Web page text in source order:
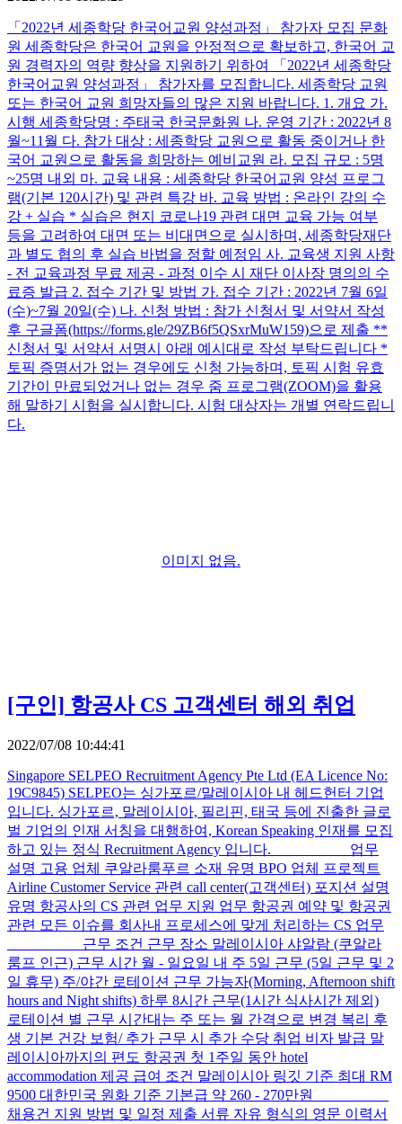
「2022년 세종학당 한국어교원 양성과정」 참가자 모집 문화
원 세종학당은 한국어 교원을 안정적으로 확보하고, 한국어 교
원 경력자의 역량 향상을 지원하기 위하여 「2022년 세종학당
한국어교원 양성과정」 참가자를 모집합니다. 세종학당 교원
또는 한국어 교원 희망자들의 많은 지원 바랍니다. 1. 개요 가.
시행 세종학당명 : 주태국 한국문화원 나. 운영 기간 : 2022년 8
월~11월 다. 참가 대상 : 세종학당 교원으로 활동 중이거나 한
국어 교원으로 활동을 희망하는 예비교원 라. 모집 규모 : 5명
~25명 내외 마. 교육 내용 : 세종학당 한국어교원 양성 프로그
램(기본 120시간) 및 관련 특강 바. 교육 방법 : 온라인 강의 수
강 + 실습 * 실습은 현지 코로나19 관련 대면 교육 가능 여부
등을 고려하여 대면 또는 비대면으로 실시하며, 세종학당재단
과 별도 협의 후 실습 바법을 정할 예정임 사. 교육생 지원 사항
- 전 교육과정 무료 제공 - 과정 이수 시 재단 이사장 명의의 수
료증 발급 2. 접수 기간 및 방법 가. 접수 기간 : 2022년 7월 6일
(수)~7월 20일(수) 나. 신청 방법 : 참가 신청서 및 서약서 작성
후 구글폼(https://forms.gle/29ZB6f5QSxrMuW159)으로 제출 **
신청서 및 서약서 서명시 아래 예시대로 작성 부탁드립니다 *
토픽 증명서가 없는 경우에도 신청 가능하며, 토픽 시험 유효
기간이 만료되었거나 없는 경우 줌 프로그램(ZOOM)을 활용
해 말하기 시험을 실시합니다. 시험 대상자는 개별 연락드립니
다.
이미지 없음.
[구인] 항공사 CS 고객센터 해외 취업
2022/07/08 10:44:41
Singapore SELPEO Recruitment Agency Pte Ltd (EA Licence No:
19C9845) SELPEO는 싱가포르/말레이시아 내 헤드헌터 기업
입니다. 싱가포르, 말레이시아, 필리핀, 태국 등에 진출한 글로
벌 기업의 인재 서칭을 대행하여, Korean Speaking 인재를 모집
하고 있는 정식 Recruitment Agency 입니다. __________ 업무
설명 고용 업체 쿠알라룸푸르 소재 유명 BPO 업체 프로젝트
Airline Customer Service 관련 call center(고객센터) 포지션 설명
유명 항공사의 CS 관련 업무 지원 업무 항공권 예약 및 항공권
관련 모든 이슈를 회사내 프로세스에 맞게 처리하는 CS 업무
__________ 근무 조건 근무 장소 말레이시아 샤알람 (쿠알라
룸프 인근) 근무 시간 월 - 일요일 내 주 5일 근무 (5일 근무 및 2
일 휴무) 주/야간 로테이션 근무 가능자(Morning, Afternoon shift
hours and Night shifts) 하루 8시간 근무(1시간 식사시간 제외)
로테이션 별 근무 시간대는 주 또는 월 간격으로 변경 복리 후
생 기본 건강 보험/ 추가 근무 시 추가 수당 취업 비자 발급 말
레이시아까지의 편도 항공권 첫 1주일 동안 hotel
accommodation 제공 급여 조건 말레이시아 링깃 기준 최대 RM
9500 대한민국 원화 기준 기본급 약 260 - 270만원 __________
채용건 지원 방법 및 일정 제출 서류 자유 형식의 영문 이력서